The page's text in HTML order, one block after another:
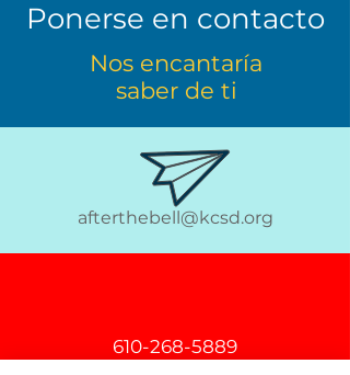
Ponerse en contacto
Nos encantaría
saber de ti
afterthebell@kcsd.org
610-268-5889